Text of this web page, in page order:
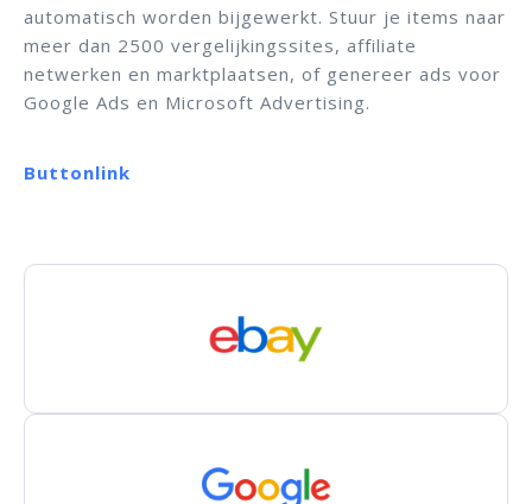
automatisch worden bijgewerkt. Stuur je items naar
meer dan 2500 vergelijkingssites, affiliate
netwerken en marktplaatsen, of genereer ads voor
Google Ads en Microsoft Advertising.
Buttonlink